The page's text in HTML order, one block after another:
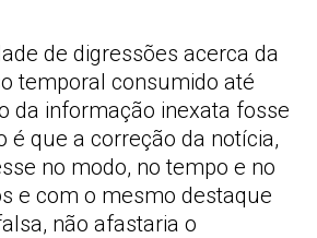
de digressões acerca da
temporal consumido até
da informação inexata fosse
é que a correção da notícia,
no modo, no tempo e no
e com o mesmo destaque
não afastaria o